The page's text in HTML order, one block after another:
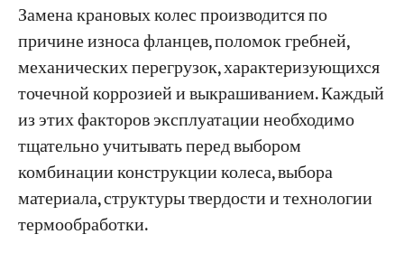
Проекты
Блоги
Новости
Заявления
Замена крановых колес производится по
причине износа фланцев, поломок гребней,
механических перегрузок, характеризующихся
точечной коррозией и выкрашиванием. Каждый
из этих факторов эксплуатации необходимо
тщательно учитывать перед выбором
комбинации конструкции колеса, выбора
материала, структуры твердости и технологии
термообработки.